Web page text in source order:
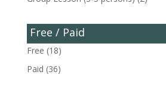
Free / Paid
Free (18)
Paid (36)